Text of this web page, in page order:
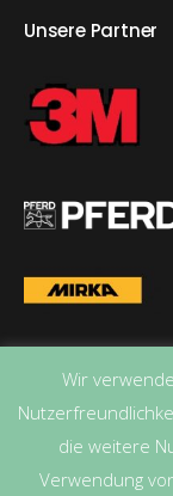
Unsere Partner
Wir
die weitere
Verwendung